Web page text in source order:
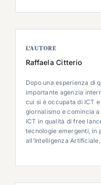
L’AUTORE
Raffaela Citterio
Dopo una esperienza di
importante agenzia
cui si è occupata di ICT
giornalismo e comincia
ICT in qualità di free
tecnologie emergenti, in
all’Intelligenza Artificiale.